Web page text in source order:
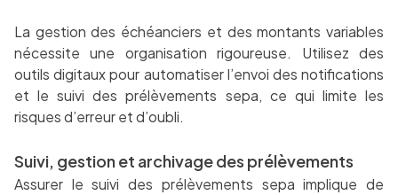
La gestion des échéanciers et des montants variables
nécessite une organisation rigoureuse. Utilisez des
outils digitaux pour automatiser l’envoi des notifications
et le suivi des prélèvements sepa, ce qui limite les
risques d’erreur et d’oubli.
Suivi, gestion et archivage des prélèvements
Assurer le suivi des prélèvements sepa implique de